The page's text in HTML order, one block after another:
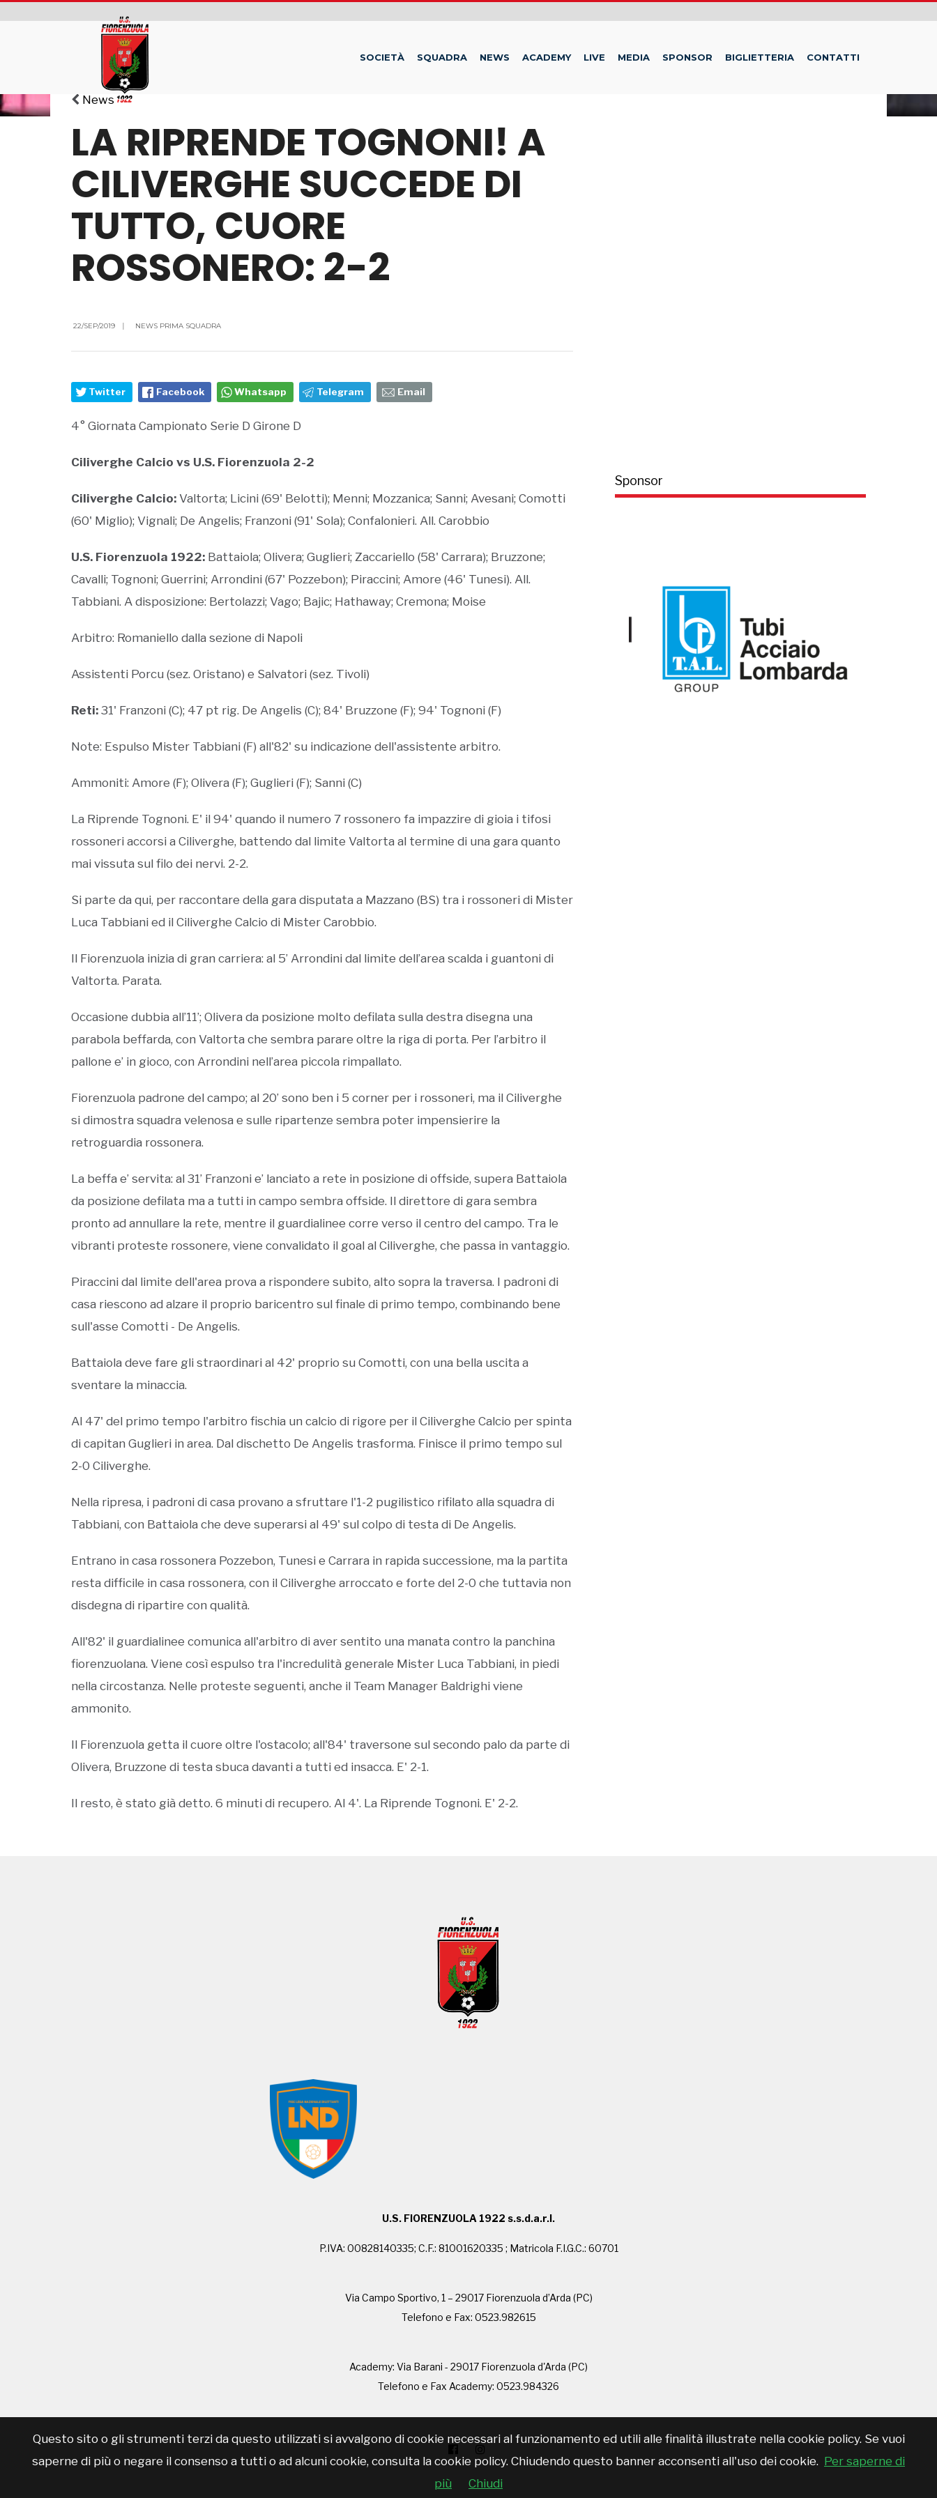
SOCIETÀ SQUADRA NEWS ACADEMY LIVE MEDIA SPONSOR BIGLIETTERIA CONTATTI
News
LA RIPRENDE TOGNONI! A
CILIVERGHE SUCCEDE DI
TUTTO, CUORE
ROSSONERO: 2-2
22/SEP/2019 | NEWS PRIMA SQUADRA
Twitter Facebook Whatsapp Telegram Email
4° Giornata Campionato Serie D Girone D
Ciliverghe Calcio vs U.S. Fiorenzuola 2-2
Ciliverghe Calcio: Valtorta; Licini (69' Belotti); Menni; Mozzanica; Sanni; Avesani; Comotti
(60' Miglio); Vignali; De Angelis; Franzoni (91' Sola); Confalonieri. All. Carobbio
U.S. Fiorenzuola 1922: Battaiola; Olivera; Guglieri; Zaccariello (58' Carrara); Bruzzone;
Cavalli; Tognoni; Guerrini; Arrondini (67' Pozzebon); Piraccini; Amore (46' Tunesi). All.
Tabbiani. A disposizione: Bertolazzi; Vago; Bajic; Hathaway; Cremona; Moise
Arbitro: Romaniello dalla sezione di Napoli
Assistenti Porcu (sez. Oristano) e Salvatori (sez. Tivoli)
Reti: 31' Franzoni (C); 47 pt rig. De Angelis (C); 84' Bruzzone (F); 94' Tognoni (F)
Note: Espulso Mister Tabbiani (F) all'82' su indicazione dell'assistente arbitro.
Ammoniti: Amore (F); Olivera (F); Guglieri (F); Sanni (C)
La Riprende Tognoni. E' il 94' quando il numero 7 rossonero fa impazzire di gioia i tifosi
rossoneri accorsi a Ciliverghe, battendo dal limite Valtorta al termine di una gara quanto
mai vissuta sul filo dei nervi. 2-2.
Si parte da qui, per raccontare della gara disputata a Mazzano (BS) tra i rossoneri di Mister
Luca Tabbiani ed il Ciliverghe Calcio di Mister Carobbio.
Il Fiorenzuola inizia di gran carriera: al 5’ Arrondini dal limite dell’area scalda i guantoni di
Valtorta. Parata.
Occasione dubbia all’11’; Olivera da posizione molto defilata sulla destra disegna una
parabola beffarda, con Valtorta che sembra parare oltre la riga di porta. Per l’arbitro il
pallone e’ in gioco, con Arrondini nell’area piccola rimpallato.
Fiorenzuola padrone del campo; al 20’ sono ben i 5 corner per i rossoneri, ma il Ciliverghe
si dimostra squadra velenosa e sulle ripartenze sembra poter impensierire la
retroguardia rossonera.
La beffa e’ servita: al 31’ Franzoni e’ lanciato a rete in posizione di offside, supera Battaiola
da posizione defilata ma a tutti in campo sembra offside. Il direttore di gara sembra
pronto ad annullare la rete, mentre il guardialinee corre verso il centro del campo. Tra le
vibranti proteste rossonere, viene convalidato il goal al Ciliverghe, che passa in vantaggio.
Piraccini dal limite dell'area prova a rispondere subito, alto sopra la traversa. I padroni di
casa riescono ad alzare il proprio baricentro sul finale di primo tempo, combinando bene
sull'asse Comotti - De Angelis.
Battaiola deve fare gli straordinari al 42' proprio su Comotti, con una bella uscita a
sventare la minaccia.
Al 47' del primo tempo l'arbitro fischia un calcio di rigore per il Ciliverghe Calcio per spinta
di capitan Guglieri in area. Dal dischetto De Angelis trasforma. Finisce il primo tempo sul
2-0 Ciliverghe.
Nella ripresa, i padroni di casa provano a sfruttare l'1-2 pugilistico rifilato alla squadra di
Tabbiani, con Battaiola che deve superarsi al 49' sul colpo di testa di De Angelis.
Entrano in casa rossonera Pozzebon, Tunesi e Carrara in rapida successione, ma la partita
resta difficile in casa rossonera, con il Ciliverghe arroccato e forte del 2-0 che tuttavia non
disdegna di ripartire con qualità.
All'82' il guardialinee comunica all'arbitro di aver sentito una manata contro la panchina
fiorenzuolana. Viene così espulso tra l'incredulità generale Mister Luca Tabbiani, in piedi
nella circostanza. Nelle proteste seguenti, anche il Team Manager Baldrighi viene
ammonito.
Il Fiorenzuola getta il cuore oltre l'ostacolo; all'84' traversone sul secondo palo da parte di
Olivera, Bruzzone di testa sbuca davanti a tutti ed insacca. E' 2-1.
Il resto, è stato già detto. 6 minuti di recupero. Al 4'. La Riprende Tognoni. E' 2-2.
Sponsor
U.S. FIORENZUOLA 1922 s.s.d.a.r.l.
P.IVA: 00828140335; C.F.: 81001620335 ; Matricola F.I.G.C.: 60701
Via Campo Sportivo, 1 – 29017 Fiorenzuola d’Arda (PC)
Telefono e Fax: 0523.982615
Academy: Via Barani - 29017 Fiorenzuola d'Arda (PC)
Telefono e Fax Academy: 0523.984326
Questo sito o gli strumenti terzi da questo utilizzati si avvalgono di cookie necessari al funzionamento ed utili alle finalità illustrate nella cookie policy. Se vuoi
saperne di più o negare il consenso a tutti o ad alcuni cookie, consulta la cookie policy. Chiudendo questo banner acconsenti all'uso dei cookie. Per saperne di
più
Chiudi